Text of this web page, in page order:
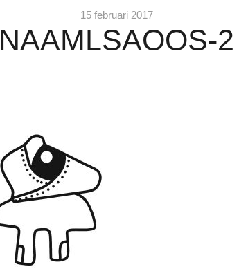
15 februari 2017
NAAMLSAOOS-2